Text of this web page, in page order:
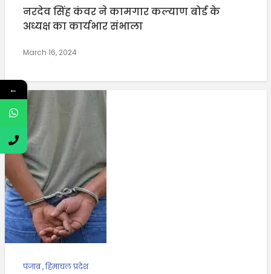
नरदेव सिंह कंवर ने कामगार कल्याण बोर्ड के
अध्यक्ष का कार्यभार संभाला
March 16, 2024
पंजाब,हिमाचल प्रदेश
←